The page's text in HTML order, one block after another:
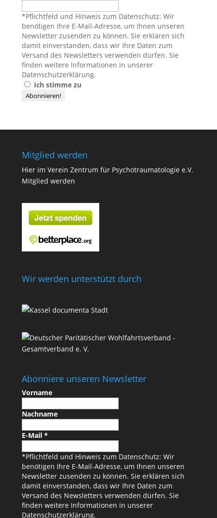
*Pflichtfeld und Hinweis zum Datenschutz: Wir
benötigen Ihre E-Mail-Adresse, um Ihnen unseren
Newsletter zusenden zu können. Sie erklären sich
damit einverstanden, dass wir Ihre Daten zum
Versand des Newsletters verwenden dürfen. Sie
finden weitere Informationen in unserer
Datenschutzerklärung.
Ich stimme zu
Mitglied werden
Hier im Verein Zentrum für Psychotraumatologie e.V.
Mitglied werden
Wir werden unterstützt durch
Abonniere unseren Newsletter
Vorname
Nachname
E-Mail *
*Pflichtfeld und Hinweis zum Datenschutz: Wir
benötigen Ihre E-Mail-Adresse, um Ihnen unseren
Newsletter zusenden zu können. Sie erklären sich
damit einverstanden, dass wir Ihre Daten zum
Versand des Newsletters verwenden dürfen. Sie
finden weitere Informationen in unserer
Datenschutzerklärung.